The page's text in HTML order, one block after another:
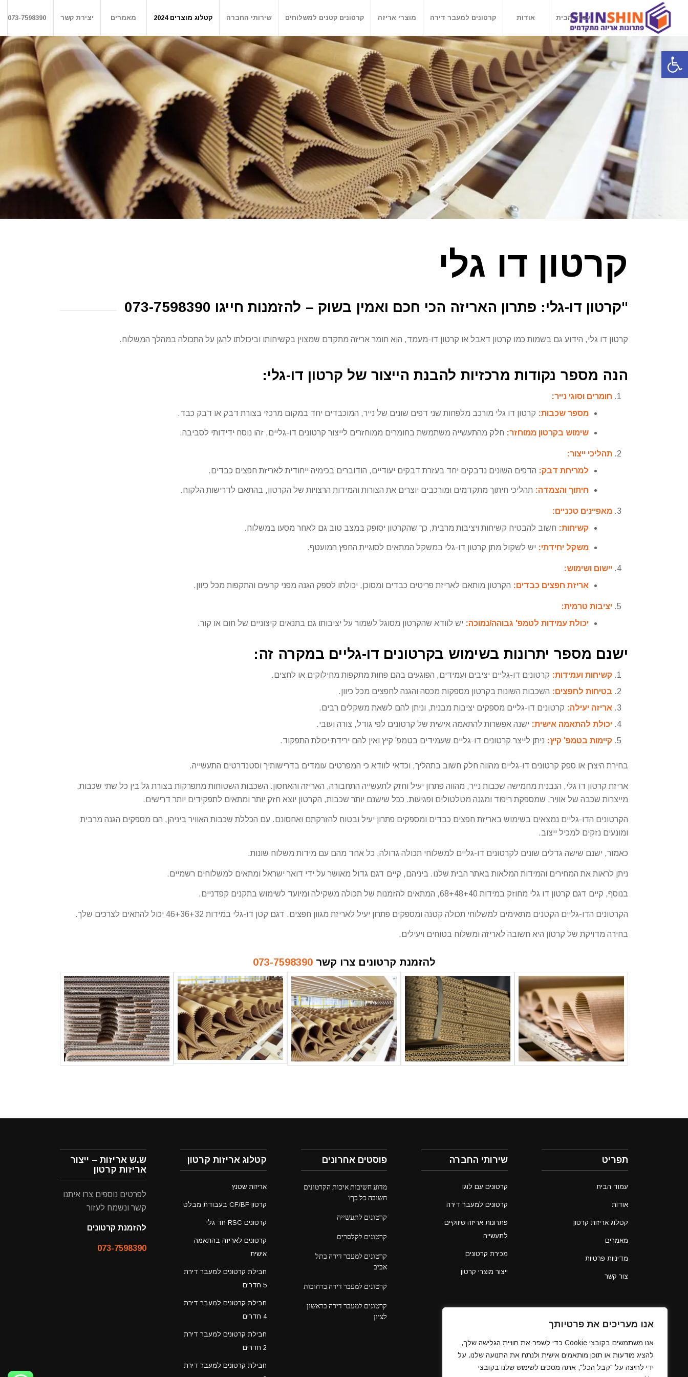
פתח סרגל נגישות
אנו מעריכים את פרטיותך
אנו משתמשים בקובצי Cookie כדי לשפר את חוויית הגלישה שלך,
להציג מודעות או תוכן מותאמים אישית ולנתח את התנועה שלנו. על
ידי לחיצה על "קבל הכל", אתה מסכים לשימוש שלנו בקובצי
עמוד הבית אודות קרטונים למעבר דירה מוצרי אריזה קרטונים קטנים למשלוחים שירותי החברה קטלוג מוצרים 2024 מאמרים יצירת קשר 073-7598390
קרטון דו גלי
"קרטון דו-גלי: פתרון האריזה הכי חכם ואמין בשוק – להזמנות חייגו 073-7598390
קרטון דו גלי, הידוע גם בשמות כמו קרטון דאבל או קרטון דו-מעמד, הוא חומר אריזה מתקדם שמצוין בקשיחותו וביכולתו להגן על התכולה במהלך המשלוח.
הנה מספר נקודות מרכזיות להבנת הייצור של קרטון דו-גלי:
חומרים וסוגי נייר:
מספר שכבות: קרטון דו גלי מורכב מלפחות שני דפים שונים של נייר, המוכבדים יחד במקום מרכזי בצורת דבק או דבק כבד.
שימוש בקרטון ממוחזר: חלק מהתעשייה משתמשת בחומרים ממוחזרים לייצור קרטונים דו-גליים, זהו נוסח ידידותי לסביבה.
תהליכי ייצור:
למריחת דבק: הדפים השונים נדבקים יחד בעזרת דבקים יעודיים, הודוברים בכימיה ייחודית לאריזת חפצים כבדים.
חיתוך והצמדה: תהליכי חיתוך מתקדמים ומורכבים יוצרים את הצורות והמידות הרצויות של הקרטון, בהתאם לדרישות הלקוח.
מאפיינים טכניים:
קשיחות: חשוב להבטיח קשיחות ויציבות מרבית, כך שהקרטון יסופק במצב טוב גם לאחר מסעו במשלוח.
משקל יחידתי: יש לשקול מתן קרטון דו-גלי במשקל המתאים לסוגיית החפץ המועטף.
יישום ושימוש:
אריזת חפצים כבדים: הקרטון מותאם לאריזת פריטים כבדים ומסוכן, יכולתו לספק הגנה מפני קרעים והתקפות מכל כיוון.
יציבות טרמית:
יכולת עמידות לטמפ' גבוהה/נמוכה: יש לוודא שהקרטון מסוגל לשמור על יציבותו גם בתנאים קיצוניים של חום או קור.
ישנם מספר יתרונות בשימוש בקרטונים דו-גליים במקרה זה:
קשיחות ועמידות: קרטונים דו-גליים יציבים ועמידים, הפוגעים בהם פחות מתקפות מחילוקים או לחצים.
בטיחות לחפצים: השכבות השונות בקרטון מספקות מכסה והגנה לחפצים מכל כיוון.
אריזה יעילה: קרטונים דו-גליים מספקים יציבות מבנית, וניתן להם לשאת משקלים רבים.
יכולת להתאמה אישית: ישנה אפשרות להתאמה אישית של קרטונים לפי גודל, צורה ועובי.
קיימות בטמפ' קיץ: ניתן לייצר קרטונים דו-גליים שעמידים בטמפ' קיץ ואין להם ירידת יכולת התפקוד.
בחירת היצרן או ספק קרטונים דו-גליים מהווה חלק חשוב בתהליך, וכדאי לוודא כי המפרטים עומדים בדרישותיך וסטנדרטים התעשייה.
אריזת קרטון דו גלי, הנבנית מחמישה שכבות נייר, מהווה פתרון יעיל וחזק לתעשייה התחבורה, האריזה והאחסון. השכבות השטוחות מתפרקות בצורת גל בין כל שתי שכבות,
מייצרות שכבה של אוויר, שמספקת ריפוד ומגנה מטלטולים ופגיעות. ככל שישנם יותר שכבות, הקרטון יוצא חזק יותר ומתאים לתפקידים יותר דרישים.
הקרטונים הדו-גליים נמצאים בשימוש באריזת חפצים כבדים ומספקים פתרון יעיל ובטוח להזרקתם ואחסונם. עם הכללת שכבות האוויר ביניהן, הם מספקים הגנה מרבית
ומונעים נזקים למכיל ייצוב.
כאמור, ישנם שישה גדלים שונים לקרטונים דו-גליים למשלוחי תכולה גדולה, כל אחד מהם עם מידות משלוח שונות.
ניתן לראות את המחירים והמידות המלאות באתר הבית שלנו. ביניהם, קיים דגם גדול מאושר על ידי דואר ישראל ומתאים למשלוחים רשמיים.
בנוסף, קיים דגם קרטון דו גלי מחוזק במידות 68+48+40, המתאים להזמנות של תכולה משקילה ומיועד לשימוש בתקנים קפדניים.
הקרטונים הדו-גליים הקטנים מתאימים למשלוחי תכולה קטנה ומספקים פתרון יעיל לאריזת מגוון חפצים. דגם קטן דו-גלי במידות 46+36+32 יכול להתאים לצרכים שלך.
בחירה מדויקת של קרטון היא חשובה לאריזה ומשלוח בטוחים ויעילים.
להזמנת קרטונים צרו קשר073-7598390
ש.ש אריזות – ייצור
אריזות קרטון
לפרטים נוספים צרו איתנו
קשר ונשמח לעזור
להזמנת קרטונים
073-7598390
קטלוג אריזות קרטון
אריזות שטנץ
קרטון CF/BF בעבודת מבלט
קרטונים RSC חד גלי
קרטונים לאריזה בהתאמה
אישית
חבילת קרטונים למעבר דירת
5 חדרים
חבילת קרטונים למעבר דירת
4 חדרים
חבילת קרטונים למעבר דירת
2 חדרים
חבילת קרטונים למעבר דירת
פוסטים אחרונים
מדוע חשיבות איכות הקרטונים
חשובה כל כך?
קרטונים לתעשייה
קרטונים לקלסרים
קרטונים למעבר דירה בתל
אביב
קרטונים למעבר דירה ברחובות
קרטונים למעבר דירה בראשון
לציון
שירותי החברה
קרטונים עם לוגו
קרטונים למעבר דירה
פתרונות אריזה שיווקיים
לתעשייה
מכירת קרטונים
ייצור מוצרי קרטון
תפריט
עמוד הבית
אודות
קטלוג אריזות קרטון
מאמרים
מדיניות פרטיות
צור קשר